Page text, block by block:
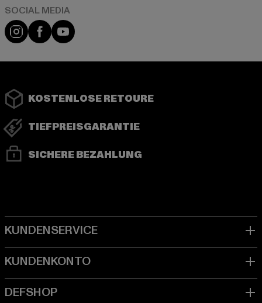
Instagram
FacebookYouTube
KOSTENLOSE RETOURE
TIEFPREISGARANTIE
SICHERE BEZAHLUNG